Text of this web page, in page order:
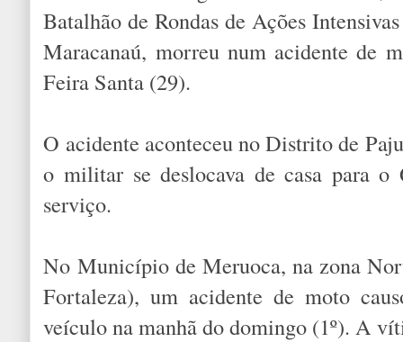
Batalhão de Rondas de Ações
Maracanaú, morreu num acidente de
Feira Santa (29).
O acidente aconteceu no Distrito de
o militar se deslocava de casa para o
serviço.
No Município de Meruoca, na zona
Fortaleza), um acidente de moto
veículo na manhã do domingo (1º). A